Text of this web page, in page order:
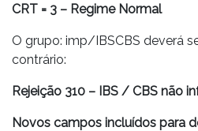
CRT = 3 – Regime Normal
O grupo: imp/IBSCBS deverá
contrário:
Rejeição 310 – IBS / CBS não
Novos campos incluídos para